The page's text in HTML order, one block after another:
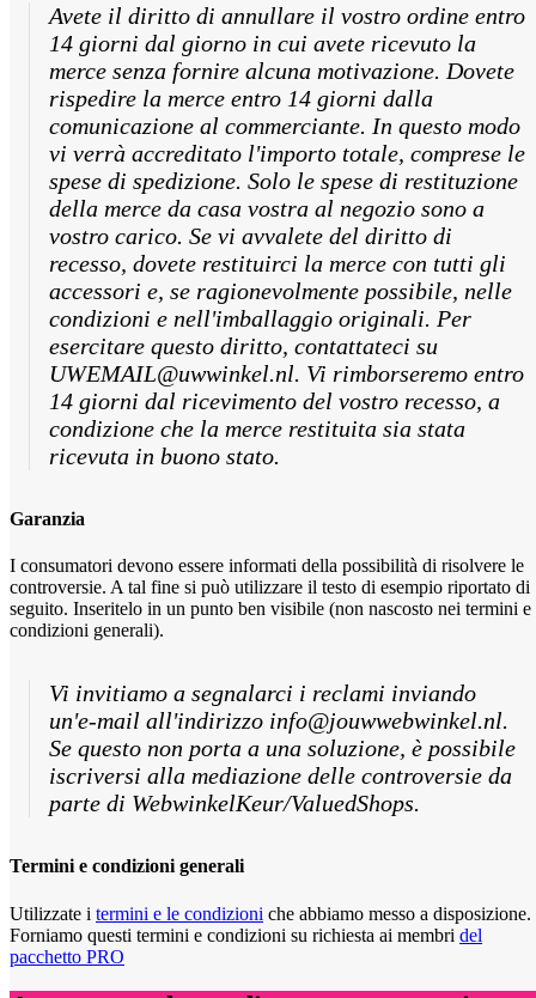
Avete il diritto di annullare il vostro ordine entro
14 giorni dal giorno in cui avete ricevuto la
merce senza fornire alcuna motivazione. Dovete
rispedire la merce entro 14 giorni dalla
comunicazione al commerciante. In questo modo
vi verrà accreditato l'importo totale, comprese le
spese di spedizione. Solo le spese di restituzione
della merce da casa vostra al negozio sono a
vostro carico. Se vi avvalete del diritto di
recesso, dovete restituirci la merce con tutti gli
accessori e, se ragionevolmente possibile, nelle
condizioni e nell'imballaggio originali. Per
esercitare questo diritto, contattateci su
UWEMAIL@uwwinkel.nl. Vi rimborseremo entro
14 giorni dal ricevimento del vostro recesso, a
condizione che la merce restituita sia stata
ricevuta in buono stato.
Garanzia
I consumatori devono essere informati della possibilità di risolvere le
controversie. A tal fine si può utilizzare il testo di esempio riportato di
seguito. Inseritelo in un punto ben visibile (non nascosto nei termini e
condizioni generali).
Vi invitiamo a segnalarci i reclami inviando
un'e-mail all'indirizzo info@jouwwebwinkel.nl.
Se questo non porta a una soluzione, è possibile
iscriversi alla mediazione delle controversie da
parte di WebwinkelKeur/ValuedShops.
Termini e condizioni generali
Utilizzate i termini e le condizioni che abbiamo messo a disposizione.
Forniamo questi termini e condizioni su richiesta ai membri del
pacchetto PRO